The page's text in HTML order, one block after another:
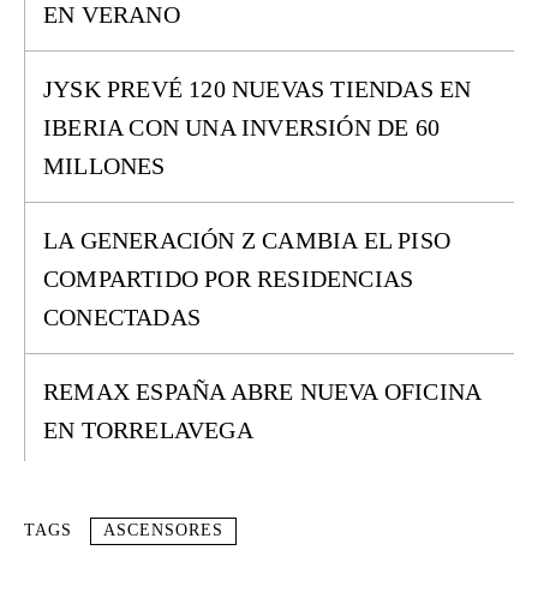
EN VERANO
JYSK PREVÉ 120 NUEVAS TIENDAS EN
IBERIA CON UNA INVERSIÓN DE 60
MILLONES
LA GENERACIÓN Z CAMBIA EL PISO
COMPARTIDO POR RESIDENCIAS
CONECTADAS
REMAX ESPAÑA ABRE NUEVA OFICINA
EN TORRELAVEGA
TAGS ASCENSORES